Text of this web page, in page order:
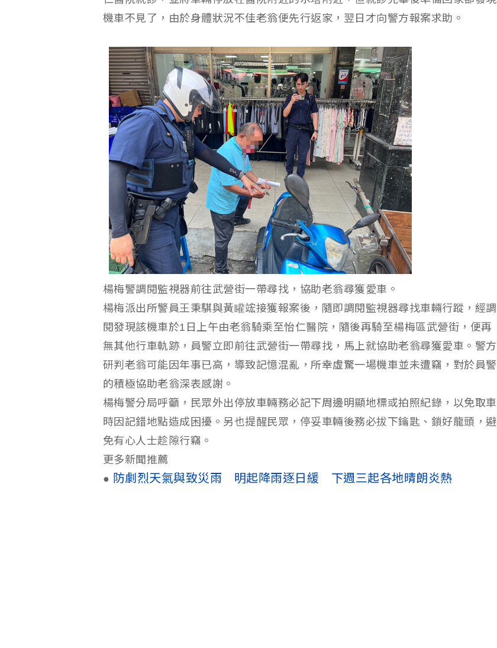
機車不見了，由於身體狀況不佳老翁便先行返家，翌日才向警方報案求助。
楊梅警調閱監視器前往武營街一帶尋找，協助老翁尋獲愛車。
楊梅派出所警員王秉騏與黃矔竤接獲報案後，隨即調閱監視器尋找車輛行蹤，經調
閱發現該機車於1日上午由老翁騎乘至怡仁醫院，隨後再騎至楊梅區武營街，便再
無其他行車軌跡，員警立即前往武營街一帶尋找，馬上就協助老翁尋獲愛車。警方
研判老翁可能因年事已高，導致記憶混亂，所幸虛驚一場機車並未遭竊，對於員警
的積極協助老翁深表感謝。
楊梅警分局呼籲，民眾外出停放車輛務必記下周邊明顯地標或拍照紀錄，以免取車
時因記錯地點造成困擾。另也提醒民眾，停妥車輛後務必拔下鑰匙、鎖好龍頭，避
免有心人士趁隙行竊。
更多新聞推薦
● 防劇烈天氣與致災雨 明起降雨逐日緩 下週三起各地晴朗炎熱